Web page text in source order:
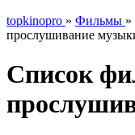
topkinopro » Фильмы »
прослушивание
Список